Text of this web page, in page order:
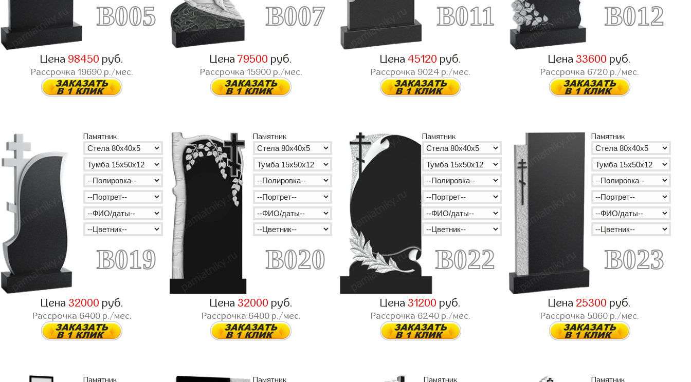
B005
Цена 98450 руб.
Рассрочка 19690р./мес.
B007
Цена79500 руб.
Рассрочка 15900р./мес.
B011
Цена 45120 руб.
Рассрочка 9024р./мес.
B012
Цена 33600 руб.
Рассрочка 6720р./мес.
B019
Памятник
Цена 32000 руб.
Рассрочка 6400р./мес.
B020
Памятник
Цена 32000 руб.
Рассрочка 6400р./мес.
B022
Памятник
Цена 31200 руб.
Рассрочка 6240р./мес.
B023
Памятник
Цена 25300 руб.
Рассрочка 5060р./мес.
Памятник Памятник Памятник Памятник